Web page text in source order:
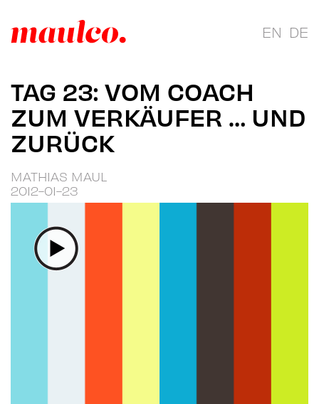
EN DE
TAG 23: VOM COACH
ZUM VERKÄUFER … UND
ZURÜCK
MATHIAS MAUL
2012-01-23